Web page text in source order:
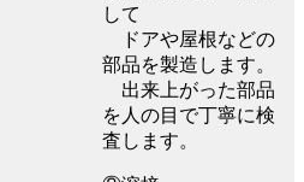
して
ドアや屋根などの
部品を製造します。
出来上がった部品
を人の目で丁寧に検
査します。